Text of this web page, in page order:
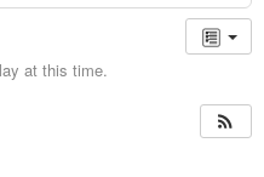
at this time.